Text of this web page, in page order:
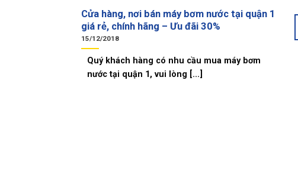
Cửa hàng, nơi bán máy bơm nước tại quận 1
giá rẻ, chính hãng – Ưu đãi 30%
15/12/2018
Quý khách hàng có nhu cầu mua máy bơm
nước tại quận 1, vui lòng [...]